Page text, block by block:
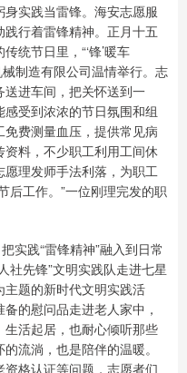
实践当雷锋。海安志愿服
行着雷锋精神。正月十五
统节日里，“‘锋’暖车
械制造有限公司温情举行。志
进车间，把关怀送到一
受到浓浓的节日氛围和组
费测量血压，提供常见病
料，不少职工利用工间休
理发师手法利落，为职工
后工作。”一位刚理完发的职
实践“雷锋精神”融入到日常
社先锋”文明实践队走进七星
主题的新时代文明实践活
的慰问品走进老人家中，
活起居，也耐心倾听那些
流淌，也是陪伴的温暖。
格认证等问题，志愿者们